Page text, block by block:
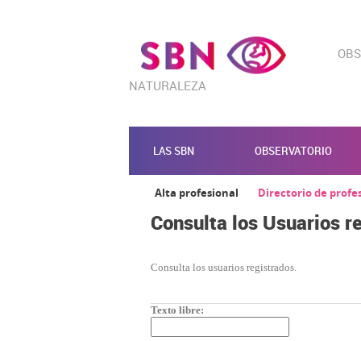
NATURALEZA
LAS SBN OBSERVATORIO
Alta profesional Directorio de
Consulta los Usuarios
Consulta los usuarios registrados.
Texto libre: